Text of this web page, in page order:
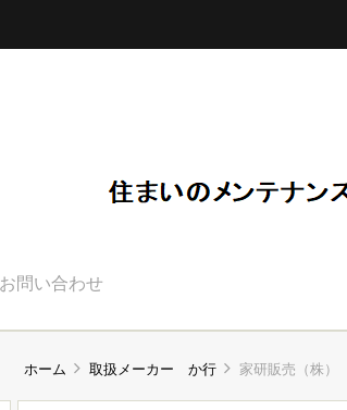
お問い合わせ
ホーム 取扱メーカー か行 家研販売（株）